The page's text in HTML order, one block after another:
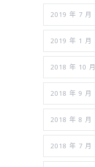
2019 年 7 月
2019 年 1 月
2018 年 10 月
2018 年 9 月
2018 年 8 月
2018 年 7 月